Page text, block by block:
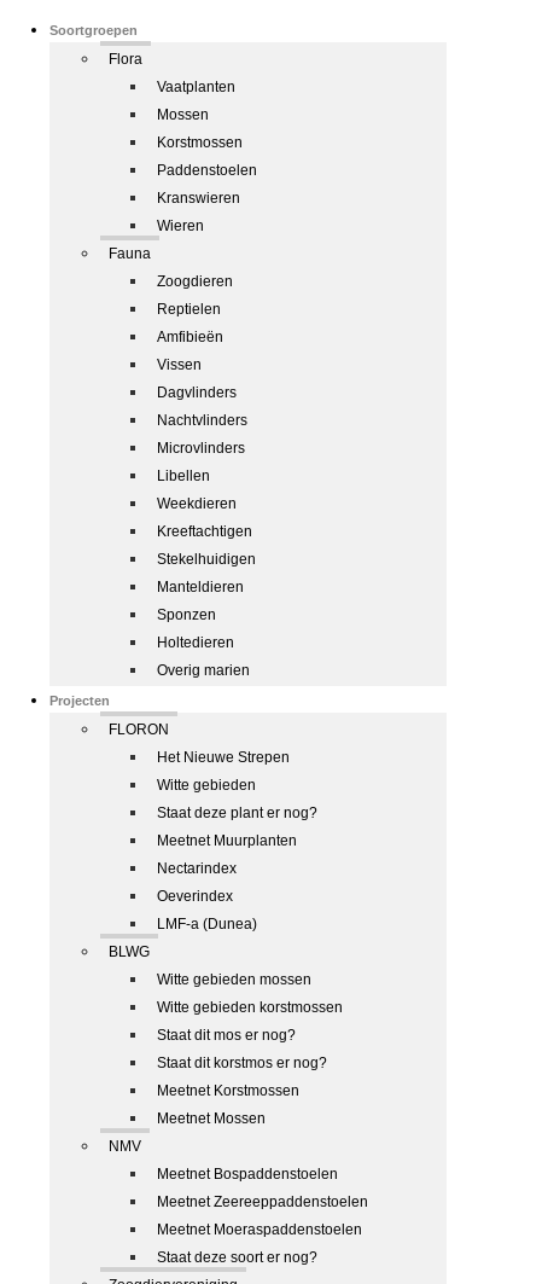
Soortgroepen
Flora
Vaatplanten
Mossen
Korstmossen
Paddenstoelen
Kranswieren
Wieren
Fauna
Zoogdieren
Reptielen
Amfibieën
Vissen
Dagvlinders
Nachtvlinders
Microvlinders
Libellen
Weekdieren
Kreeftachtigen
Stekelhuidigen
Manteldieren
Sponzen
Holtedieren
Overig marien
Projecten
FLORON
Het Nieuwe Strepen
Witte gebieden
Staat deze plant er nog?
Meetnet Muurplanten
Nectarindex
Oeverindex
LMF-a (Dunea)
BLWG
Witte gebieden mossen
Witte gebieden korstmossen
Staat dit mos er nog?
Staat dit korstmos er nog?
Meetnet Korstmossen
Meetnet Mossen
NMV
Meetnet Bospaddenstoelen
Meetnet Zeereeppaddenstoelen
Meetnet Moeraspaddenstoelen
Staat deze soort er nog?